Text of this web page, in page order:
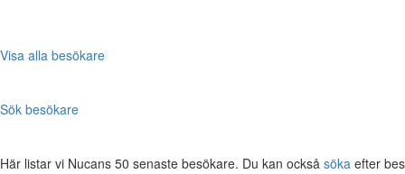
Visa alla besökare
Sök besökare
Här listar vi Nucans 50 senaste besökare. Du kan också söka efter